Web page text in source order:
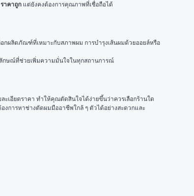
าคาถูก แต่ยังคงต้องการคุณภาพที่เชื่อถือได้
ผลิตภัณฑ์ที่เหมาะกับสภาพผม การบำรุงเส้นผมด้วยออยล์หรือ
กษณ์ที่ช่วยเพิ่มความมั่นใจในทุกสถานการณ์
ะเอียดราคา ทำให้คุณตัดสินใจได้ง่ายขึ้นว่าควรเลือกร้านใด
การหาช่างตัดผมมืออาชีพใกล้ ๆ ตัวได้อย่างสะดวกและ